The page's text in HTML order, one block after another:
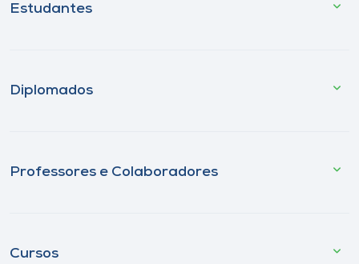
Estudantes
Diplomados
Professores e Colaboradores
Cursos